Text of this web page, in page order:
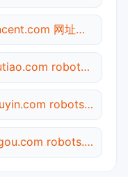
tencent.com 网址查询
toutiao.com robots.txt检测
douyin.com robots.txt检测
sogou.com robots.txt检测